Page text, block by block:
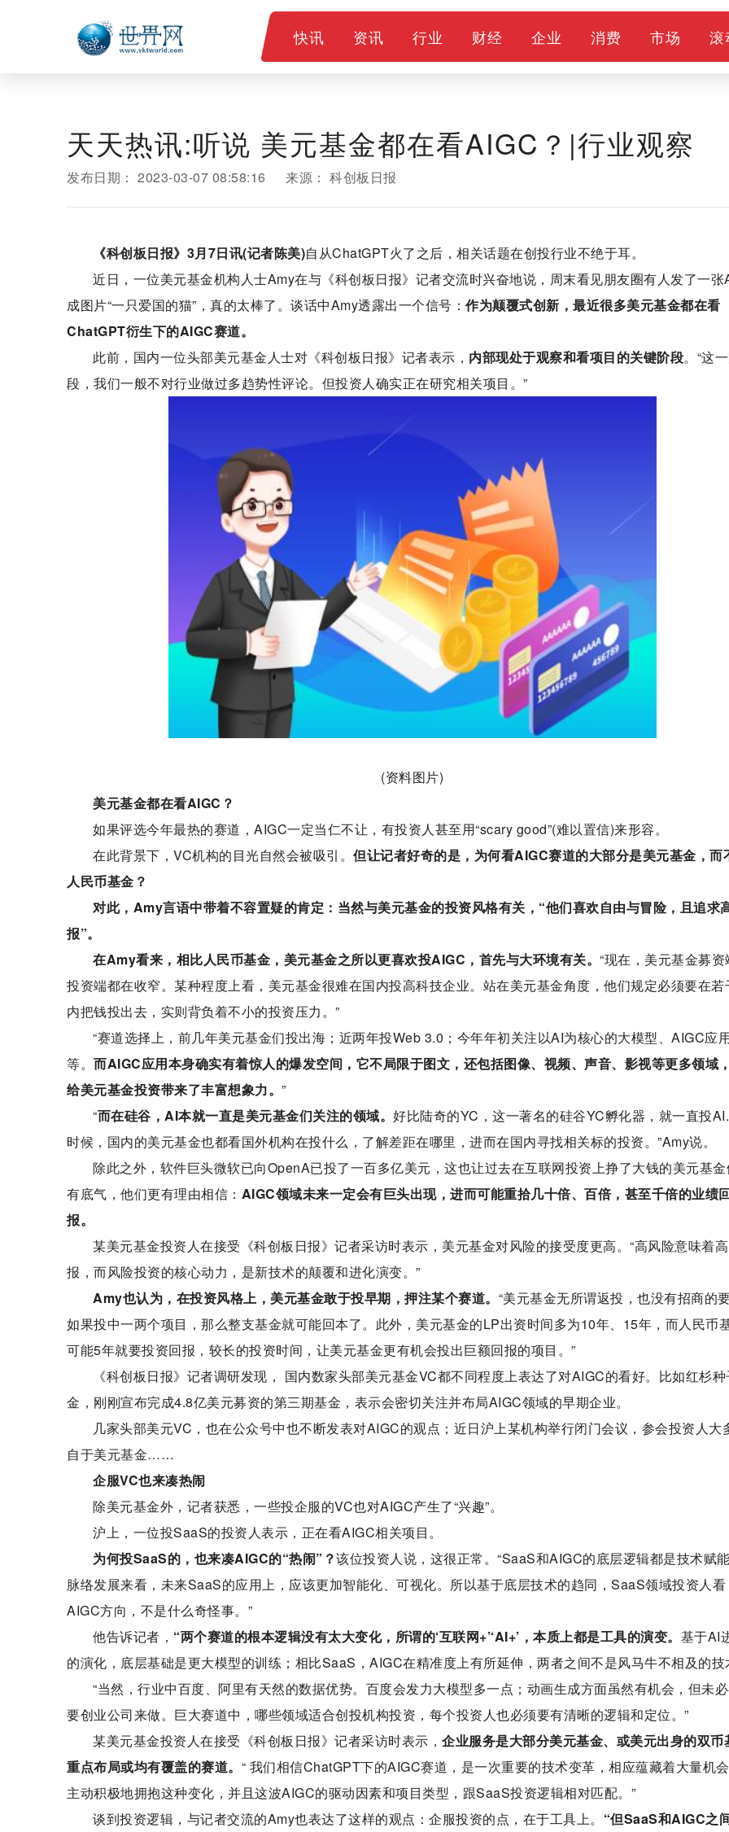
快讯 资讯 行业 财经 企业 消费 市场 滚
天天热讯:听说 美元基金都在看AIGC？|行业观察
发布日期： 2023-03-07 08:58:16 来源： 科创板日报
《科创板日报》3月7日讯(记者陈美)自从ChatGPT火了之后，相关话题在创投行业不绝于耳。
近日，一位美元基金机构人士Amy在与《科创板日报》记者交流时兴奋地说，周末看见朋友圈有人发了一张
成图片“一只爱国的猫”，真的太棒了。谈话中Amy透露出一个信号： 作为颠覆式创新，最近很多美元基金都在看
ChatGPT衍生下的AIGC赛道。
此前，国内一位头部美元基金人士对《科创板日报》记者表示， 内部现处于观察和看项目的关键阶段。“这
段，我们一般不对行业做过多趋势性评论。但投资人确实正在研究相关项目。”
(资料图片)
美元基金都在看AIGC？
如果评选今年最热的赛道，AIGC一定当仁不让，有投资人甚至用“scary good”(难以置信)来形容。
在此背景下，VC机构的目光自然会被吸引。 但让记者好奇的是，为何看AIGC赛道的大部分是美元基金，而
人民币基金？
对此，Amy言语中带着不容置疑的肯定：当然与美元基金的投资风格有关，“他们喜欢自由与冒险，且追求
报”。
在Amy看来，相比人民币基金，美元基金之所以更喜欢投AIGC，首先与大环境有关。 “现在，美元基金募
投资端都在收窄。某种程度上看，美元基金很难在国内投高科技企业。站在美元基金角度，他们规定必须要在若
内把钱投出去，实则背负着不小的投资压力。”
“赛道选择上，前几年美元基金们投出海；近两年投Web 3.0；今年年初关注以AI为核心的大模型、AIGC应
等。 而AIGC应用本身确实有着惊人的爆发空间，它不局限于图文，还包括图像、视频、声音、影视等更多领域
给美元基金投资带来了丰富想象力。 ”
“而在硅谷，AI本就一直是美元基金们关注的领域。 好比陆奇的YC，这一著名的硅谷YC孵化器，就一直投
时候，国内的美元基金也都看国外机构在投什么，了解差距在哪里，进而在国内寻找相关标的投资。”Amy说。
除此之外，软件巨头微软已向OpenA已投了一百多亿美元，这也让过去在互联网投资上挣了大钱的美元基
有底气，他们更有理由相信： AIGC领域未来一定会有巨头出现，进而可能重拾几十倍、百倍，甚至千倍的业绩
报。
某美元基金投资人在接受《科创板日报》记者采访时表示，美元基金对风险的接受度更高。“高风险意味着
报，而风险投资的核心动力，是新技术的颠覆和进化演变。”
Amy也认为，在投资风格上，美元基金敢于投早期，押注某个赛道。 “美元基金无所谓返投，也没有招商的
如果投中一两个项目，那么整支基金就可能回本了。此外，美元基金的LP出资时间多为10年、15年，而人民币
可能5年就要投资回报，较长的投资时间，让美元基金更有机会投出巨额回报的项目。”
《科创板日报》记者调研发现， 国内数家头部美元基金VC都不同程度上表达了对AIGC的看好。比如红杉
金，刚刚宣布完成4.8亿美元募资的第三期基金，表示会密切关注并布局AIGC领域的早期企业。
几家头部美元VC，也在公众号中也不断发表对AIGC的观点；近日沪上某机构举行闭门会议，参会投资人大
自于美元基金……
企服VC也来凑热闹
除美元基金外，记者获悉，一些投企服的VC也对AIGC产生了“兴趣”。
沪上，一位投SaaS的投资人表示，正在看AIGC相关项目。
为何投SaaS的，也来凑AIGC的“热闹”？该位投资人说，这很正常。“SaaS和AIGC的底层逻辑都是技术赋
脉络发展来看，未来SaaS的应用上，应该更加智能化、可视化。所以基于底层技术的趋同，SaaS领域投资人看
AIGC方向，不是什么奇怪事。”
他告诉记者， “两个赛道的根本逻辑没有太大变化，所谓的‘互联网+’‘AI+’，本质上都是工具的演变。 基于AI
的演化，底层基础是更大模型的训练；相比SaaS，AIGC在精准度上有所延伸，两者之间不是风马牛不相及的技
“当然，行业中百度、阿里有天然的数据优势。百度会发力大模型多一点；动画生成方面虽然有机会，但未
要创业公司来做。巨大赛道中，哪些领域适合创投机构投资，每个投资人也必须要有清晰的逻辑和定位。”
某美元基金投资人在接受《科创板日报》记者采访时表示， 企业服务是大部分美元基金、或美元出身的双币
重点布局或均有覆盖的赛道。 “ 我们相信ChatGPT下的AIGC赛道，是一次重要的技术变革，相应蕴藏着大量机
主动积极地拥抱这种变化，并且这波AIGC的驱动因素和项目类型，跟SaaS投资逻辑相对匹配。”
谈到投资逻辑，与记者交流的Amy也表达了这样的观点：企服投资的点，在于工具上。 “但SaaS和AIGC之